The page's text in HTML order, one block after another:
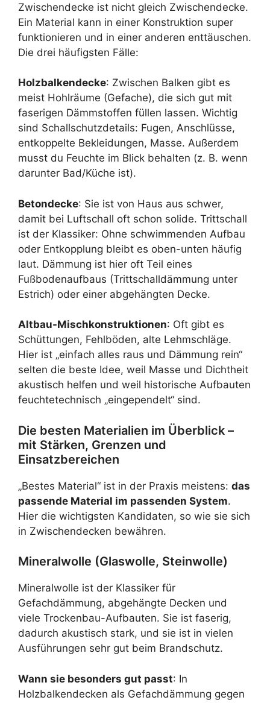
Zwischendecke ist nicht gleich Zwischendecke.
Ein Material kann in einer Konstruktion super
funktionieren und in einer anderen enttäuschen.
Die drei häufigsten Fälle:
Holzbalkendecke: Zwischen Balken gibt es
meist Hohlräume (Gefache), die sich gut mit
faserigen Dämmstoffen füllen lassen. Wichtig
sind Schallschutzdetails: Fugen, Anschlüsse,
entkoppelte Bekleidungen, Masse. Außerdem
musst du Feuchte im Blick behalten (z. B. wenn
darunter Bad/Küche ist).
Betondecke: Sie ist von Haus aus schwer,
damit bei Luftschall oft schon solide. Trittschall
ist der Klassiker: Ohne schwimmenden Aufbau
oder Entkopplung bleibt es oben-unten häufig
laut. Dämmung ist hier oft Teil eines
Fußbodenaufbaus (Trittschalldämmung unter
Estrich) oder einer abgehängten Decke.
Altbau-Mischkonstruktionen: Oft gibt es
Schüttungen, Fehlböden, alte Lehmschläge.
Hier ist „einfach alles raus und Dämmung rein“
selten die beste Idee, weil Masse und Dichtheit
akustisch helfen und weil historische Aufbauten
feuchtetechnisch „eingependelt“ sind.
Die besten Materialien im Überblick –
mit Stärken, Grenzen und
Einsatzbereichen
„Bestes Material“ ist in der Praxis meistens: das
passende Material im passenden System.
Hier die wichtigsten Kandidaten, so wie sie sich
in Zwischendecken bewähren.
Mineralwolle (Glaswolle, Steinwolle)
Mineralwolle ist der Klassiker für
Gefachdämmung, abgehängte Decken und
viele Trockenbau-Aufbauten. Sie ist faserig,
dadurch akustisch stark, und sie ist in vielen
Ausführungen sehr gut beim Brandschutz.
Wann sie besonders gut passt: In
Holzbalkendecken als Gefachdämmung gegen